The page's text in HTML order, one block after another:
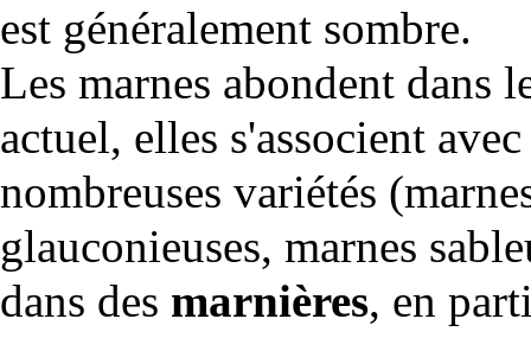
est généralement sombre.
Les marnes abondent dans
actuel, elles s'associent
nombreuses variétés
glauconieuses, marnes
dans des marnières, en